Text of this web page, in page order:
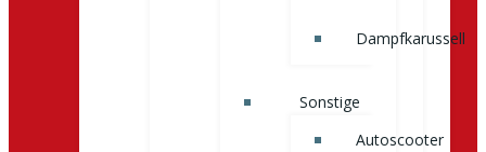
Dampfkarussell
Sonstige
Autoscooter